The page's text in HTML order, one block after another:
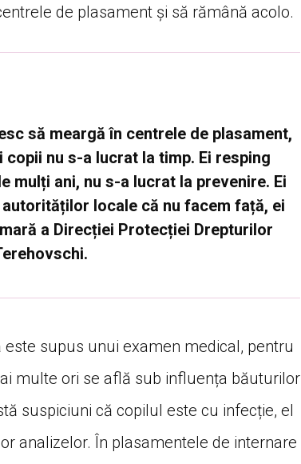
de plasament și să rămână acolo.
să meargă în centrele de plasament,
nu s-a lucrat la timp. Ei resping
mulți ani, nu s-a lucrat la prevenire. Ei
locale că nu facem față, ei
a Direcției Protecției Drepturilor
supus unui examen medical, pentru
multe ori se află sub influența băuturilor
suspiciuni că copilul este cu infecție, el
analizelor. În plasamentele de internare